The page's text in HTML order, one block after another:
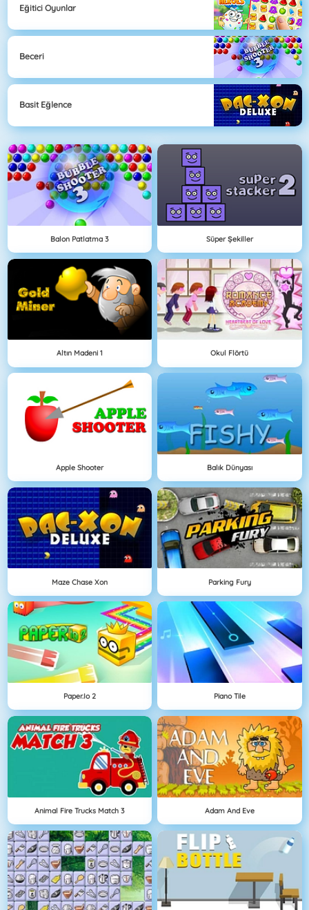
Eğitici Oyunlar
Beceri
Basit Eğlence
Balon Patlatma 3 Süper Şekiller
Altın Madeni 1 Okul Flörtü
Apple Shooter Balık Dünyası
Maze Chase Xon Parking Fury
Paper.io 2 Piano Tile
Animal Fire Trucks Match 3 Adam And Eve